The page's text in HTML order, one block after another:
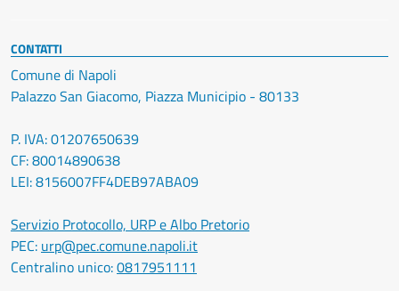
CONTATTI
Comune di Napoli
Palazzo San Giacomo, Piazza Municipio - 80133
P. IVA: 01207650639
CF: 80014890638
LEI: 8156007FF4DEB97ABA09
Servizio Protocollo, URP e Albo Pretorio
PEC: urp@pec.comune.napoli.it
Centralino unico:0817951111